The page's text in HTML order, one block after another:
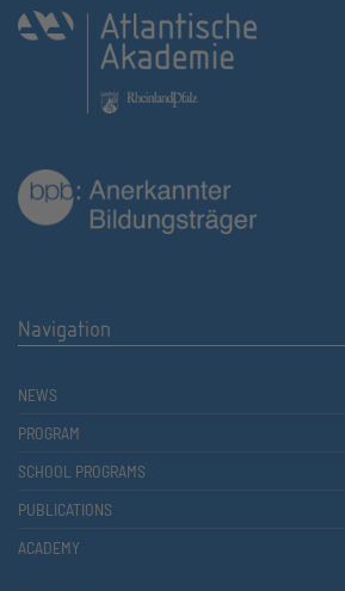
Navigation
NEWS
PROGRAM
SCHOOL PROGRAMS
PUBLICATIONS
ACADEMY